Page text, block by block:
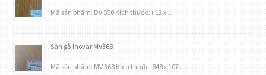
Mã sản phẩm: DV 550 Kích thước: ( 12 x …
Sàn gỗ Inovar MV368
Mã sản phẩm: MV 368 Kích thước: 848 x 107 …